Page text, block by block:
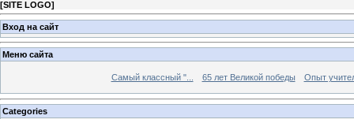
[SITE LOGO]
Вход на сайт
Меню сайта
Самый классный "... 65 лет Великой победы Опыт
Categories